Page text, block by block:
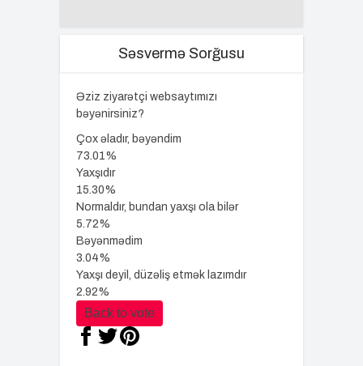
Səsvermə Sorğusu
Əziz ziyarətçi websaytımızı
bəyənirsiniz?
Çox əladır, bəyəndim
73.01%
Yaxşıdır
15.30%
Normaldır, bundan yaxşı ola bilər
5.72%
Bəyənmədim
3.04%
Yaxşı deyil, düzəliş etmək lazımdır
2.92%
Back to vote